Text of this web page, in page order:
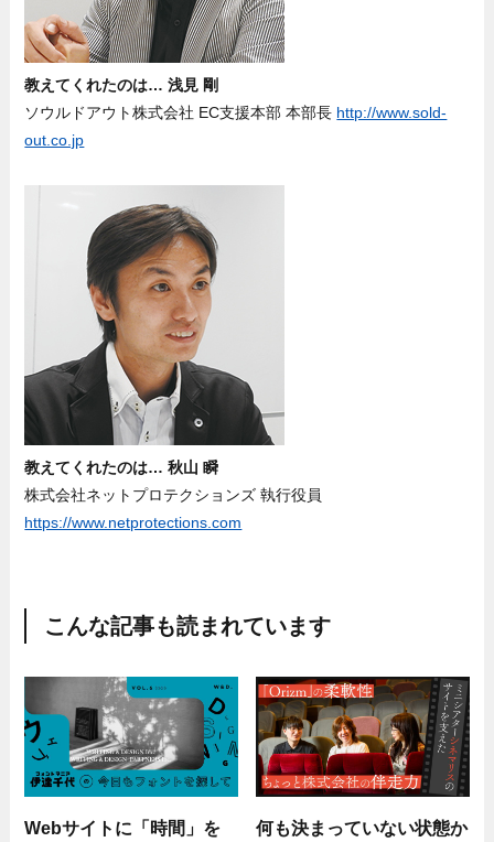
教えてくれたのは… 浅見 剛
ソウルドアウト株式会社 EC支援本部 本部長 http://www.sold-
out.co.jp
教えてくれたのは… 秋山 瞬
株式会社ネットプロテクションズ 執行役員
https://www.netprotections.com
こんな記事も読まれています
Webサイトに「時間」を
何も決まっていない状態か